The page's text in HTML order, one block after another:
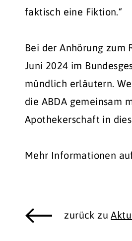
faktisch eine Fiktion.“
Bei der Anhörung zum
Juni 2024 im
mündlich erläutern.
die ABDA gemeinsam
Apothekerschaft in
Mehr Informationen
zurück zu